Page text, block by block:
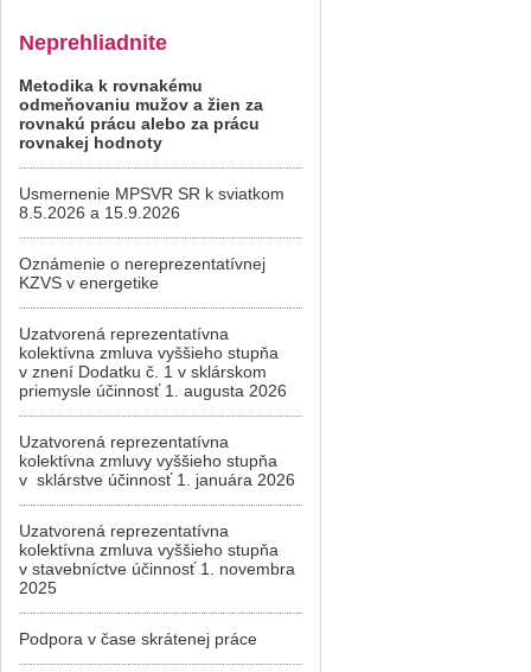
Neprehliadnite
Metodika k rovnakému
odmeňovaniu mužov a žien za
rovnakú prácu alebo za prácu
rovnakej hodnoty
Usmernenie MPSVR SR k sviatkom
8.5.2026 a 15.9.2026
Oznámenie o nereprezentatívnej
KZVS v energetike
Uzatvorená reprezentatívna
kolektívna zmluva vyššieho stupňa
v znení Dodatku č. 1 v sklárskom
priemysle účinnosť 1. augusta 2026
Uzatvorená reprezentatívna
kolektívna zmluvy vyššieho stupňa
v sklárstve účinnosť 1. januára 2026
Uzatvorená reprezentatívna
kolektívna zmluva vyššieho stupňa
v stavebníctve účinnosť 1. novembra
2025
Podpora v čase skrátenej práce